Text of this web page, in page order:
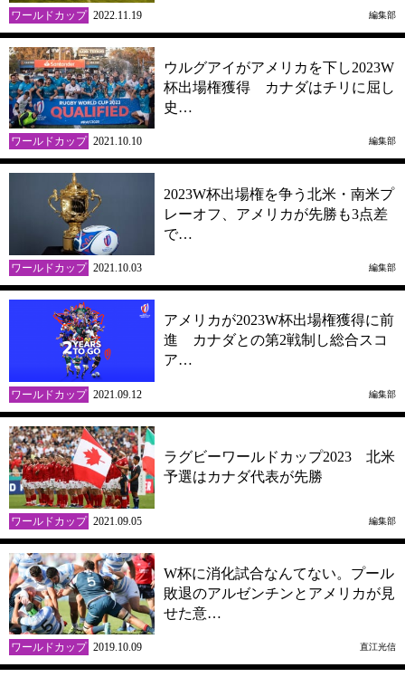
ワールドカップ 2022.11.19 編集部
ウルグアイがアメリカを下し2023W
杯出場権獲得 カナダはチリに屈し
史…
ワールドカップ 2021.10.10 編集部
2023W杯出場権を争う北米・南米プ
レーオフ、アメリカが先勝も3点差
で…
ワールドカップ 2021.10.03 編集部
アメリカが2023W杯出場権獲得に前
進 カナダとの第2戦制し総合スコ
ア…
ワールドカップ 2021.09.12 編集部
ラグビーワールドカップ2023 北米
予選はカナダ代表が先勝
ワールドカップ 2021.09.05 編集部
W杯に消化試合なんてない。プール
敗退のアルゼンチンとアメリカが見
せた意…
ワールドカップ 2019.10.09 直江光信